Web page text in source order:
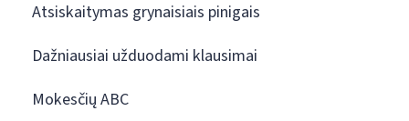
Atsiskaitymas grynaisiais pinigais
Dažniausiai užduodami klausimai
Mokesčių ABC